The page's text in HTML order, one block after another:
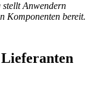
Anwendern
Komponenten bereit.